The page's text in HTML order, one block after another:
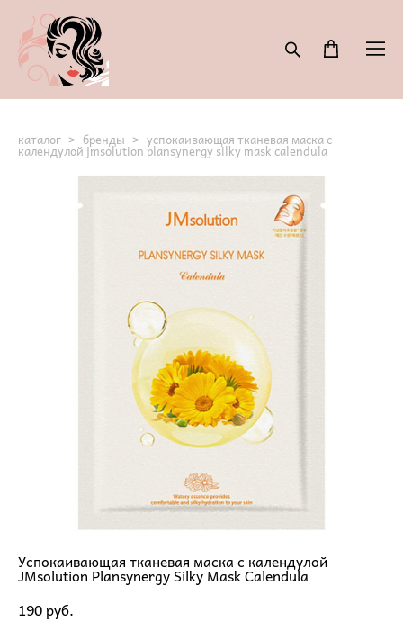
каталог > бренды > успокаивающая тканевая маска с
календулой jmsolution plansynergy silky mask calendula
Успокаивающая тканевая маска с календулой
JMsolution Plansynergy Silky Mask Calendula
190 pуб.